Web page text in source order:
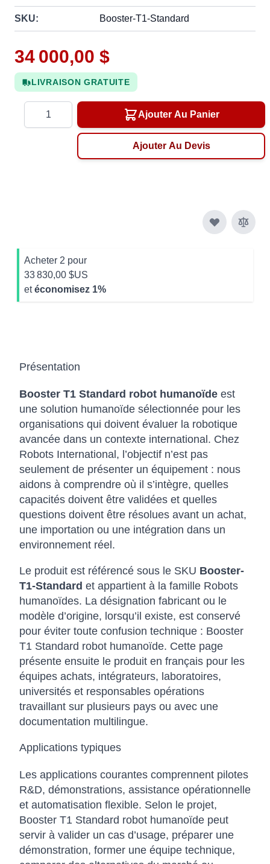
SKU: Booster-T1-Standard
34 000,00 $
LIVRAISON GRATUITE
Ajouter Au Panier
Ajouter Au Devis
Acheter 2 pour
33 830,00 $US
etéconomisez 1%
Présentation
Booster T1 Standard robot humanoïde est
une solution humanoïde sélectionnée pour les
organisations qui doivent évaluer la robotique
avancée dans un contexte international. Chez
Robots International, l’objectif n’est pas
seulement de présenter un équipement : nous
aidons à comprendre où il s’intègre, quelles
capacités doivent être validées et quelles
questions doivent être résolues avant un achat,
une importation ou une intégration dans un
environnement réel.
Le produit est référencé sous le SKU Booster-
T1-Standard et appartient à la famille Robots
humanoïdes. La désignation fabricant ou le
modèle d’origine, lorsqu’il existe, est conservé
pour éviter toute confusion technique : Booster
T1 Standard robot humanoïde. Cette page
présente ensuite le produit en français pour les
équipes achats, intégrateurs, laboratoires,
universités et responsables opérations
travaillant sur plusieurs pays ou avec une
documentation multilingue.
Applications typiques
Les applications courantes comprennent pilotes
R&D, démonstrations, assistance opérationnelle
et automatisation flexible. Selon le projet,
Booster T1 Standard robot humanoïde peut
servir à valider un cas d’usage, préparer une
démonstration, former une équipe technique,